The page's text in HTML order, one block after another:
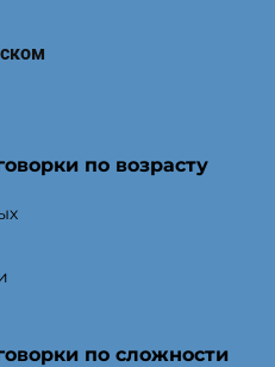
по возрасту
по сложности